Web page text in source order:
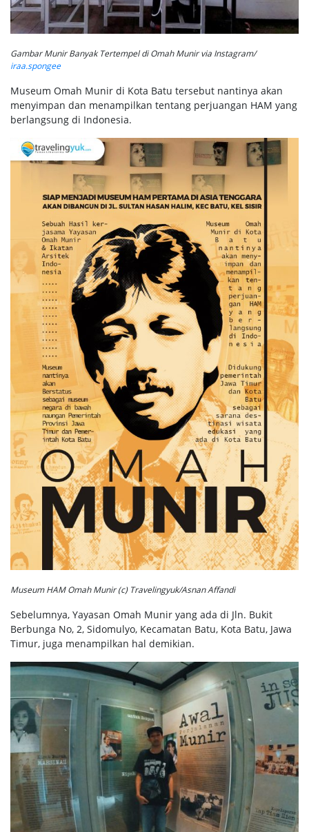
Gambar Munir Banyak Tertempel di Omah Munir via Instagram/
iraa.spongee
Museum Omah Munir di Kota Batu tersebut nantinya akan
menyimpan dan menampilkan tentang perjuangan HAM yang
berlangsung di Indonesia.
Museum HAM Omah Munir (c) Travelingyuk/Asnan Affandi
Sebelumnya, Yayasan Omah Munir yang ada di Jln. Bukit
Berbunga No, 2, Sidomulyo, Kecamatan Batu, Kota Batu, Jawa
Timur, juga menampilkan hal demikian.